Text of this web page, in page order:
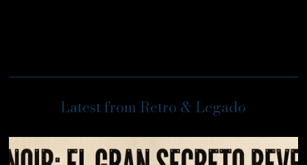
Latest from Retro & Legado